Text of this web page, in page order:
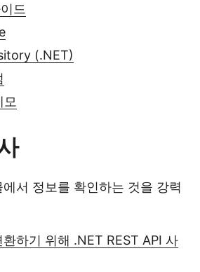
드
(.NET)
서 정보를 확인하는 것을 강력
하기 위해 .NET REST API 사